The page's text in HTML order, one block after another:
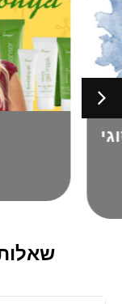
עם 4 סוגי